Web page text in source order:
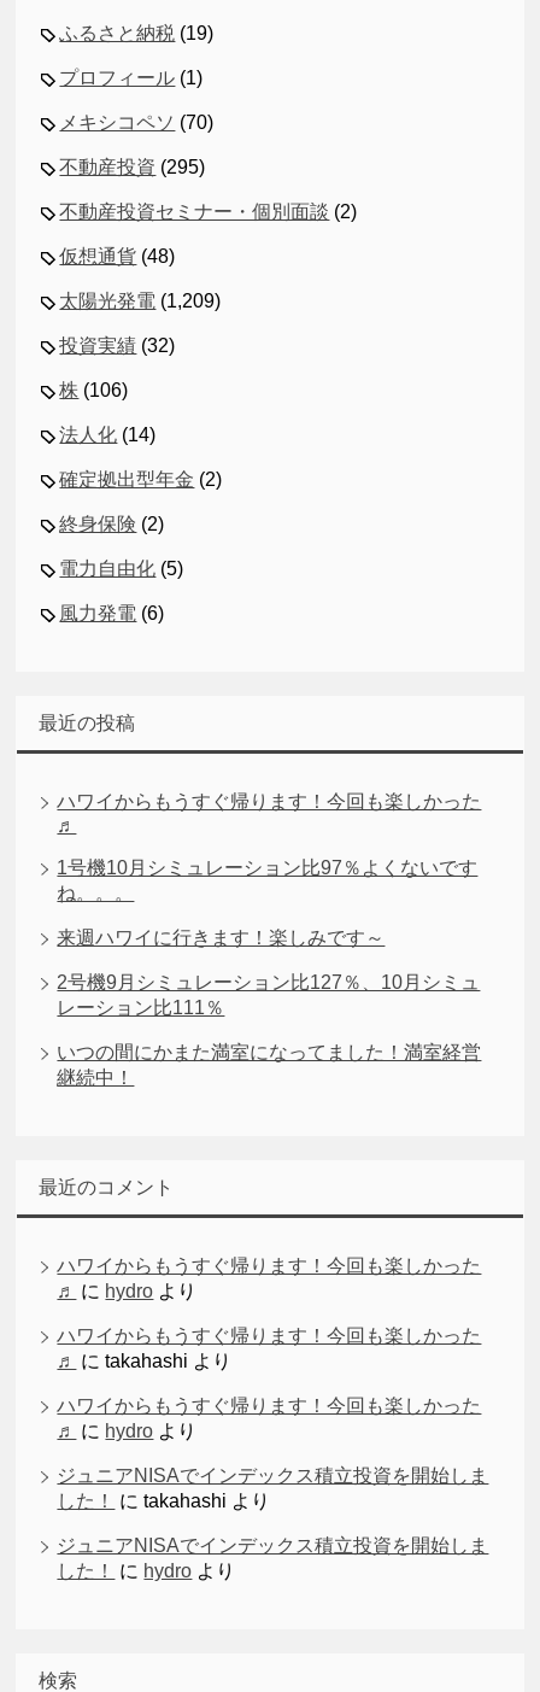
ふるさと納税 (19)
プロフィール (1)
メキシコペソ (70)
不動産投資 (295)
不動産投資セミナー・個別面談 (2)
仮想通貨 (48)
太陽光発電 (1,209)
投資実績 (32)
株 (106)
法人化 (14)
確定拠出型年金 (2)
終身保険 (2)
電力自由化 (5)
風力発電 (6)
最近の投稿
ハワイからもうすぐ帰ります！今回も楽しかった
♬
1号機10月シミュレーション比97％よくないです
ね。。。
来週ハワイに行きます！楽しみです～
2号機9月シミュレーション比127％、10月シミュ
レーション比111％
いつの間にかまた満室になってました！満室経営
継続中！
最近のコメント
ハワイからもうすぐ帰ります！今回も楽しかった
♬
に hydro より
ハワイからもうすぐ帰ります！今回も楽しかった
♬
にtakahashi より
ハワイからもうすぐ帰ります！今回も楽しかった
♬
に hydro より
ジュニアNISAでインデックス積立投資を開始しま
した！
にtakahashi より
ジュニアNISAでインデックス積立投資を開始しま
した！
に hydro より
検索